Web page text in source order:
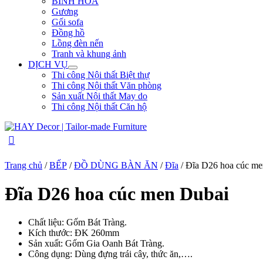
Gương
Gối sofa
Đồng hồ
Lồng đèn nến
Tranh và khung ảnh
DỊCH VỤ
Thi công Nội thất Biệt thự
Thi công Nội thất Văn phòng
Sản xuất Nội thất May do
Thi công Nội thất Căn hộ
Trang chủ /BẾP /ĐỒ DÙNG BÀN ĂN /Đĩa / Đĩa D26 hoa cúc
Đĩa D26 hoa cúc men Dubai
Chất liệu: Gốm Bát Tràng.
Kích thước: ĐK 260mm
Sản xuất: Gốm Gia Oanh Bát Tràng.
Công dụng: Dùng đựng trái cây, thức ăn,….